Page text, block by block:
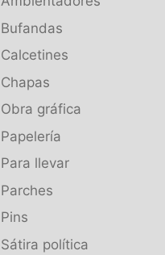
Bufandas
Calcetines
Chapas
Obra gráfica
Papelería
Para llevar
Parches
Pins
Sátira política